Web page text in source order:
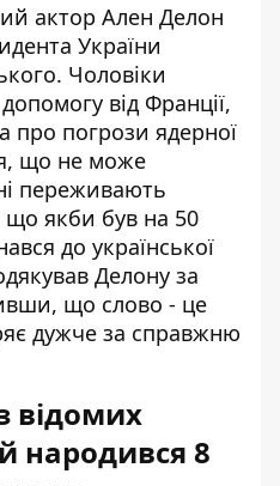
актор Ален Делон
України
Чоловіки
від Франції,
про погрози ядерної
що не може
переживають
що якби був на 50
до української
Делону за
що слово - це
дужче за справжню
відомих
народився 8